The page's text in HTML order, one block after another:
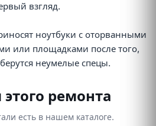
взгляд.
ноутбуки с оторванными
или площадками после того,
неумелые спецы.
ремонта
есть в нашем каталоге.